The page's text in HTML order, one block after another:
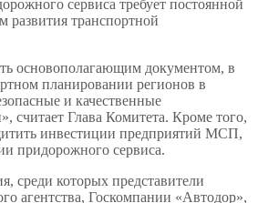
сервиса требует постоянной
развития транспортной
основополагающим документом, в
планировании регионов в
и качественные
считает Глава Комитета. Кроме того,
инвестиции предприятий МСП,
придорожного сервиса.
среди которых представители
агентства, Госкомпании «Автодор»,